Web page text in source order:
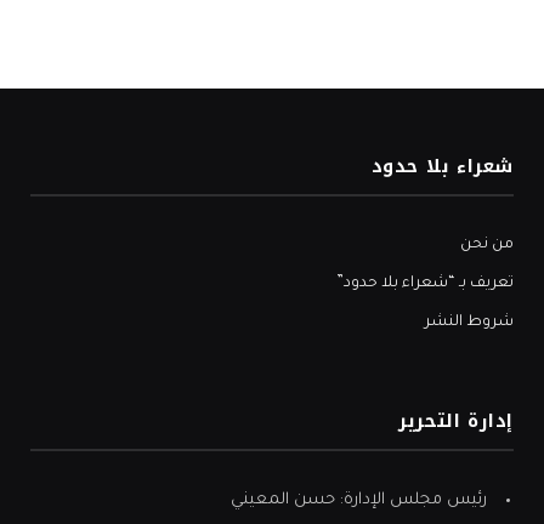
شعراء بلا حدود
من نحن
تعريف بـ “شعراء بلا حدود”
شروط النشر
إدارة التحرير
رئيس مجلس الإدارة: حسن المعيني